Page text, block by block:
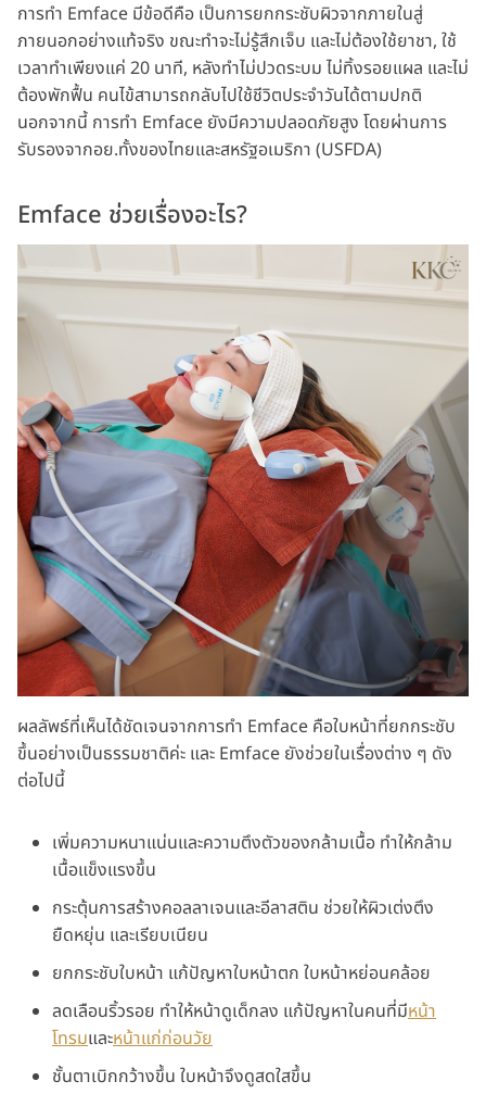
การทำ Emface มีข้อดีคือ เป็นการยกกระชับผิวจากภายในสู่
ภายนอกอย่างแท้จริง ขณะทำจะไม่รู้สึกเจ็บ และไม่ต้องใช้ยาชา, ใช้
เวลาทำเพียงแค่ 20 นาที, หลังทำไม่ปวดระบม ไม่ทิ้งรอยแผล และไม่
ต้องพักฟื้น คนไข้สามารถกลับไปใช้ชีวิตประจำวันได้ตามปกติ
นอกจากนี้ การทำ Emface ยังมีความปลอดภัยสูง โดยผ่านการ
รับรองจากอย.ทั้งของไทยและสหรัฐอเมริกา (USFDA)
Emface ช่วยเรื่องอะไร?
ผลลัพธ์ที่เห็นได้ชัดเจนจากการทำ Emface คือใบหน้าที่ยกกระชับ
ขึ้นอย่างเป็นธรรมชาติค่ะ และ Emface ยังช่วยในเรื่องต่าง ๆ ดัง
ต่อไปนี้
เพิ่มความหนาแน่นและความตึงตัวของกล้ามเนื้อ ทำให้กล้าม
เนื้อแข็งแรงขึ้น
กระตุ้นการสร้างคอลลาเจนและอีลาสติน ช่วยให้ผิวเต่งตึง
ยืดหยุ่น และเรียบเนียน
ยกกระชับใบหน้า แก้ปัญหาใบหน้าตก ใบหน้าหย่อนคล้อย
ลดเลือนริ้วรอย ทำให้หน้าดูเด็กลง แก้ปัญหาในคนที่มีหน้า
โทรมและหน้าแก่ก่อนวัย
ชั้นตาเบิกกว้างขึ้น ใบหน้าจึงดูสดใสขึ้น